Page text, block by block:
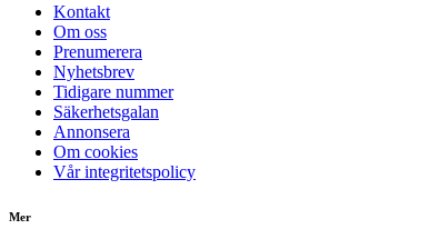
Kontakt
Om oss
Prenumerera
Nyhetsbrev
Tidigare nummer
Säkerhetsgalan
Annonsera
Om cookies
Vår integritetspolicy
Mer